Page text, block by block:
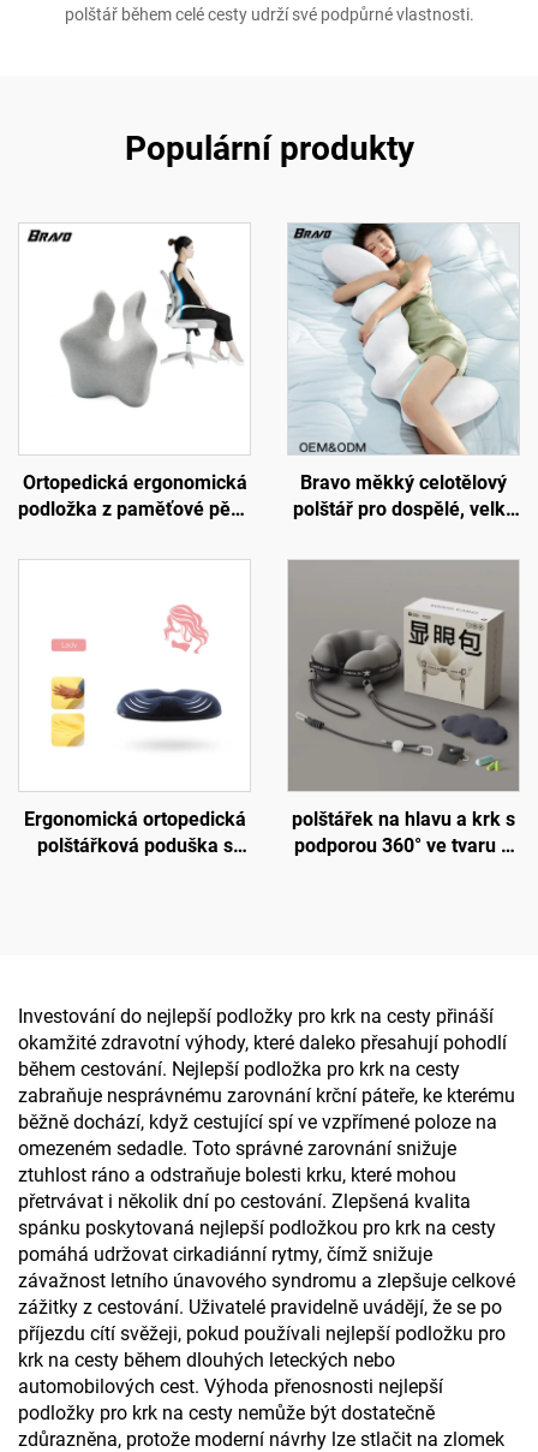
polštář během celé cesty udrží své podpůrné vlastnosti.
Populární produkty
Ortopedická ergonomická
podložka z paměťové pěny
polštářková podložka do
podložka B2
Bravo měkký celotělový
polštář pro dospělé, velký
na boku, těhotenský
Ergonomická ortopedická
polštářková poduška s
polštářek na hlavu a krk s
podporou 360° ve tvaru U
Investování do nejlepší podložky pro krk na cesty přináší
okamžité zdravotní výhody, které daleko přesahují pohodlí
během cestování. Nejlepší podložka pro krk na cesty
zabraňuje nesprávnému zarovnání krční páteře, ke kterému
běžně dochází, když cestující spí ve vzpřímené poloze na
omezeném sedadle. Toto správné zarovnání snižuje
ztuhlost ráno a odstraňuje bolesti krku, které mohou
přetrvávat i několik dní po cestování. Zlepšená kvalita
spánku poskytovaná nejlepší podložkou pro krk na cesty
pomáhá udržovat cirkadiánní rytmy, čímž snižuje
závažnost letního únavového syndromu a zlepšuje celkové
zážitky z cestování. Uživatelé pravidelně uvádějí, že se po
příjezdu cítí svěžeji, pokud používali nejlepší podložku pro
krk na cesty během dlouhých leteckých nebo
automobilových cest. Výhoda přenosnosti nejlepší
podložky pro krk na cesty nemůže být dostatečně
zdůrazněna, protože moderní návrhy lze stlačit na zlomek